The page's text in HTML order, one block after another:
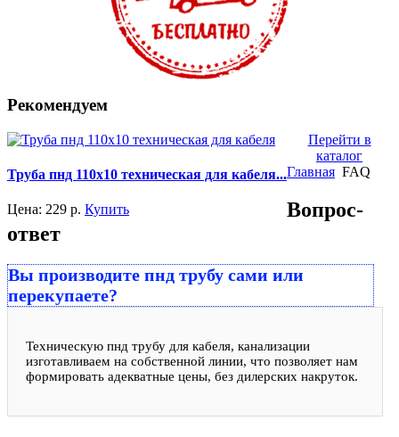
Рекомендуем
Труба пнд 110х10 техническая для кабеля...
Цена: 229 р. Купить
Перейти в
каталог
Главная FAQ
Вопрос-
ответ
Вы производите пнд трубу сами или
перекупаете?
Техническую пнд трубу для кабеля, канализации
изготавливаем на собственной линии, что позволяет нам
формировать адекватные цены, без дилерских накруток.